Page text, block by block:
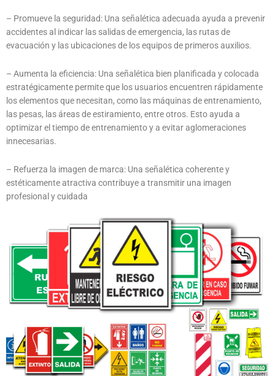
– Promueve la seguridad: Una señalética adecuada ayuda a prevenir
accidentes al indicar las salidas de emergencia, las rutas de
evacuación y las ubicaciones de los equipos de primeros auxilios.
– Aumenta la eficiencia: Una señalética bien planificada y colocada
estratégicamente permite que los usuarios encuentren rápidamente
los elementos que necesitan, como las máquinas de entrenamiento,
las pesas, las áreas de estiramiento, entre otros. Esto ayuda a
optimizar el tiempo de entrenamiento y a evitar aglomeraciones
innecesarias.
– Refuerza la imagen de marca: Una señalética coherente y
estéticamente atractiva contribuye a transmitir una imagen
profesional y cuidada